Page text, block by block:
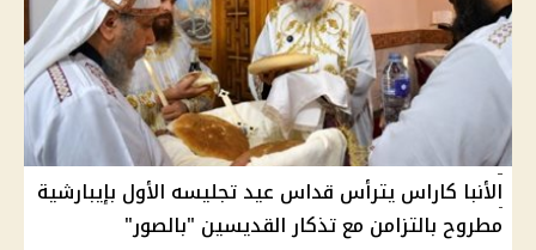
الأنبا كاراس يترأس قداس عيد تجليسه الأول بإيبارشية
مطروح بالتزامن مع تذكار القديسين "بالصور"